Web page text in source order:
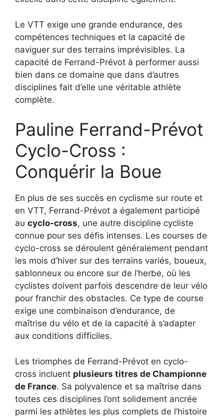
Le VTT exige une grande endurance, des
compétences techniques et la capacité de
naviguer sur des terrains imprévisibles. La
capacité de Ferrand-Prévot à performer aussi
bien dans ce domaine que dans d’autres
disciplines fait d’elle une véritable athlète
complète.
Pauline Ferrand-Prévot
Cyclo-Cross :
Conquérir la Boue
En plus de ses succès en cyclisme sur route et
en VTT, Ferrand-Prévot a également participé
au cyclo-cross, une autre discipline cycliste
connue pour ses défis intenses. Les courses de
cyclo-cross se déroulent généralement pendant
les mois d’hiver sur des terrains variés, boueux,
sablonneux ou encore sur de l’herbe, où les
cyclistes doivent parfois descendre de leur vélo
pour franchir des obstacles. Ce type de course
exige une combinaison d’endurance, de
maîtrise du vélo et de la capacité à s’adapter
aux conditions difficiles.
Les triomphes de Ferrand-Prévot en cyclo-
cross incluent plusieurs titres de Championne
de France. Sa polyvalence et sa maîtrise dans
toutes ces disciplines l’ont solidement ancrée
parmi les athlètes les plus complets de l’histoire